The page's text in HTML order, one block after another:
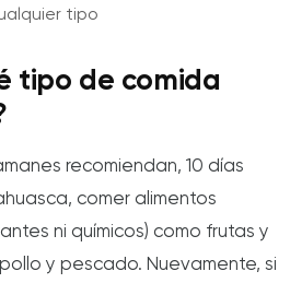
tipo
tipo de comida
recomiendan, 10 días
comer alimentos
ni químicos) como frutas y
y pescado. Nuevamente, si